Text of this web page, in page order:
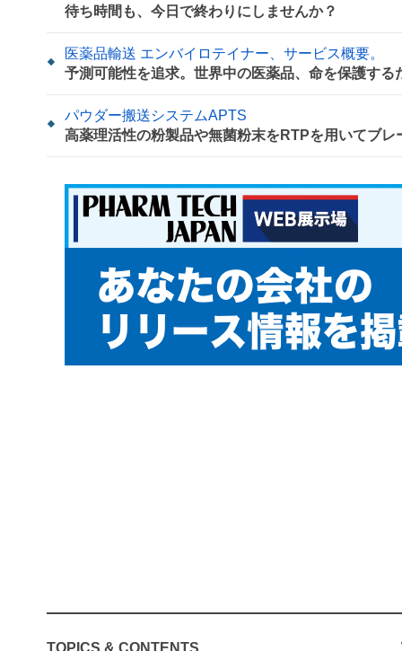
待ち時間も、今日で終わりにしませんか？
医薬品輸送 エンバイロテイナー、サービス概要。
予測可能性を追求。世界中の医薬品、命を保護する
パウダー搬送システムAPTS
高薬理活性の粉製品や無菌粉末をRTPを用いてブ
TOPICS & CONTENTS